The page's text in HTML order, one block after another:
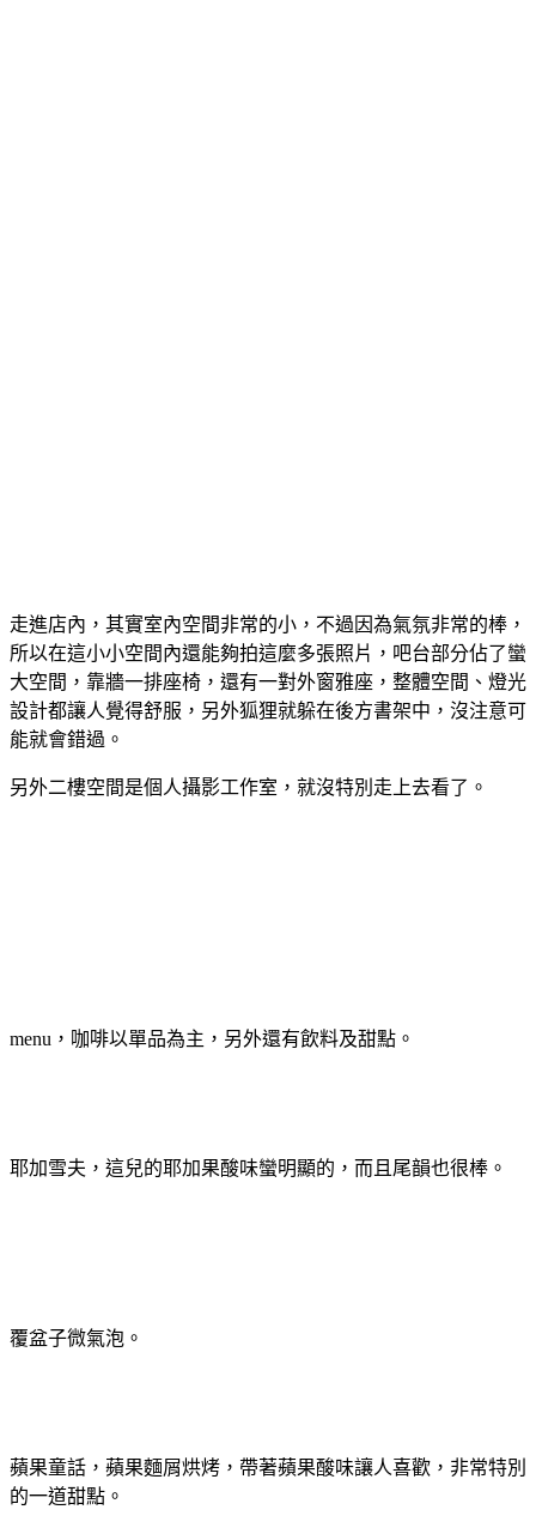
走進店內，其實室內空間非常的小，不過因為氣氛非常的棒，
所以在這小小空間內還能夠拍這麼多張照片，吧台部分佔了蠻
大空間，靠牆一排座椅，還有一對外窗雅座，整體空間、燈光
設計都讓人覺得舒服，另外狐狸就躲在後方書架中，沒注意可
能就會錯過。
另外二樓空間是個人攝影工作室，就沒特別走上去看了。
menu，咖啡以單品為主，另外還有飲料及甜點。
耶加雪夫，這兒的耶加果酸味蠻明顯的，而且尾韻也很棒。
覆盆子微氣泡。
蘋果童話，蘋果麵屑烘烤，帶著蘋果酸味讓人喜歡，非常特別
的一道甜點。